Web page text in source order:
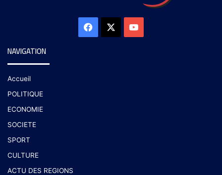
NAVIGATION
Accueil
POLITIQUE
ECONOMIE
SOCIETE
SPORT
CULTURE
ACTU DES REGIONS